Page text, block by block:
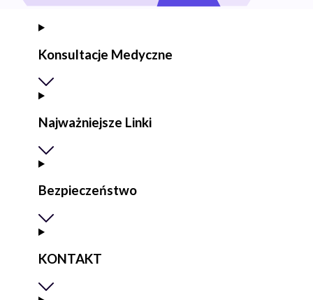
Konsultacje Medyczne
Najważniejsze Linki
Bezpieczeństwo
KONTAKT